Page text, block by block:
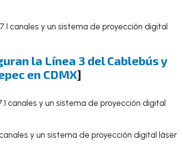
canales y un sistema de proyección digital
la Línea 3 del Cablebús y
en CDMX]
canales y un sistema de proyección digital
y un sistema de proyección digital láser